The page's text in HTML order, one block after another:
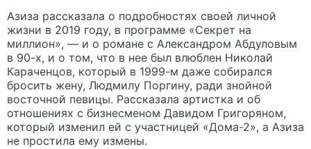
Азиза рассказала о подробностях своей личной
жизни в 2019 году, в программе «Секрет на
миллион», — и о романе с Александром Абдуловым
в 90-х, и о том, что в нее был влюблен Николай
Караченцов, который в 1999-м даже собирался
бросить жену, Людмилу Поргину, ради знойной
восточной певицы. Рассказала артистка и об
отношениях с бизнесменом Давидом Григоряном,
который изменил ей с участницей «Дома-2», а Азиза
не простила ему измены.